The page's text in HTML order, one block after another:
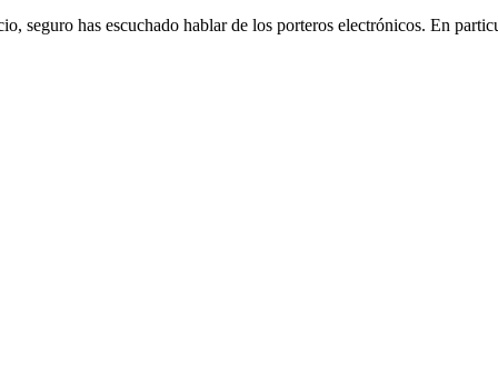
seguro has escuchado hablar de los porteros electrónicos. En